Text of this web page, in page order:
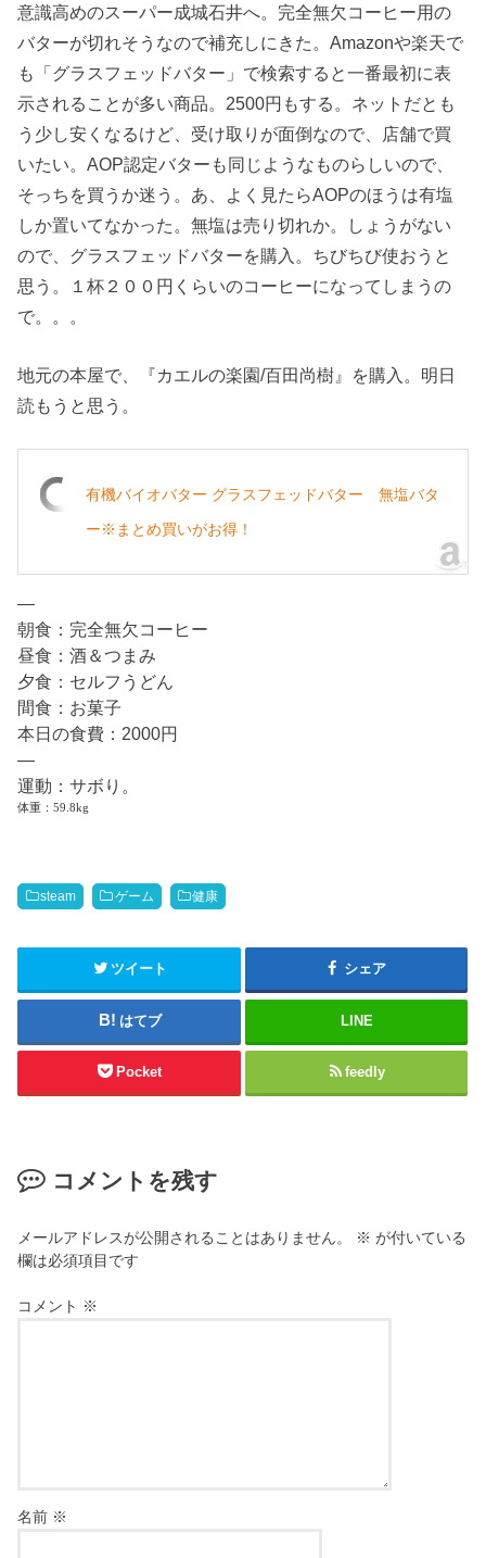
意識高めのスーパー成城石井へ。完全無欠コーヒー用の
バターが切れそうなので補充しにきた。Amazonや楽天で
も「グラスフェッドバター」で検索すると一番最初に表
示されることが多い商品。2500円もする。ネットだとも
う少し安くなるけど、受け取りが面倒なので、店舗で買
いたい。AOP認定バターも同じようなものらしいので、
そっちを買うか迷う。あ、よく見たらAOPのほうは有塩
しか置いてなかった。無塩は売り切れか。しょうがない
ので、グラスフェッドバターを購入。ちびちび使おうと
思う。１杯２００円くらいのコーヒーになってしまうの
で。。。
地元の本屋で、『カエルの楽園/百田尚樹』を購入。明日
読もうと思う。
有機バイオバター グラスフェッドバター 無塩バタ
ー※まとめ買いがお得！
—
朝食：完全無欠コーヒー
昼食：酒＆つまみ
夕食：セルフうどん
間食：お菓子
本日の食費：2000円
—
運動：サボり。
体重：59.8kg
steam ゲーム 健康
ツイート シェア
はてブ LINE
Pocket feedly
コメントを残す
メールアドレスが公開されることはありません。 ※ が付いている
欄は必須項目です
コメント ※
名前 ※